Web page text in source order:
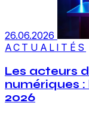
26.06.2026
ACTUALITÉS
Les acteurs
numériques
2026